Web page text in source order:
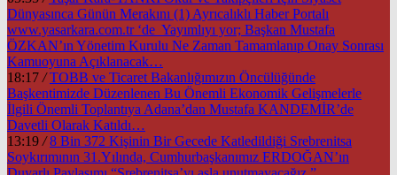
Dünyasınca Günün Merakını (1) Ayrıcalıklı Haber Portalı
www.yasarkara.com.tr ‘de Yayımlıyı yor; Başkan Mustafa
ÖZKAN’ın Yönetim Kurulu Ne Zaman Tamamlanıp Onay Sonrası
Kamuoyuna Açıklanacak…
18:17 / TOBB ve Ticaret Bakanlığımızın Öncülüğünde
Başkentimizde Düzenlenen Bu Önemli Ekonomik Gelişmelerle
İlgili Önemli Toplantıya Adana’dan Mustafa KANDEMİR’de
Davetli Olarak Katıldı…
13:19 / 8 Bin 372 Kişinin Bir Gecede Katledildiği Srebrenitsa
Soykırımının 31.Yılında, Cumhurbaşkanımız ERDOĞAN’ın